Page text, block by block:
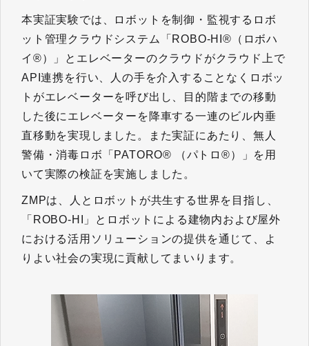
本実証実験では、ロボットを制御・監視するロボ
ット管理クラウドシステム「ROBO-HI®（ロボハ
イ®）」とエレベーターのクラウドがクラウド上で
API連携を行い、人の手を介入することなくロボッ
トがエレベーターを呼び出し、目的階までの移動
した後にエレベーターを降車する一連のビル内垂
直移動を実現しました。また実証にあたり、無人
警備・消毒ロボ「PATORO® （パトロ®）」を用
いて実際の検証を実施しました。
ZMPは、人とロボットが共生する世界を目指し、
「ROBO-HI」とロボットによる建物内および屋外
における活用ソリューションの提供を通じて、よ
りよい社会の実現に貢献してまいります。